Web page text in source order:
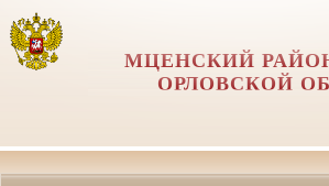
МЦЕНСКИЙ
ОРЛОВCКОЙ